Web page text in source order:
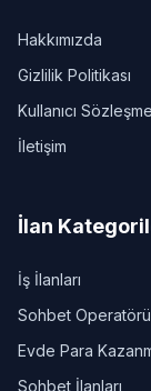
Hakkımızda
Gizlilik Politikası
Kullanıcı
İletişim
İlan
İş İlanları
Sohbet Operatörü
Evde Para
Sohbet İlanları